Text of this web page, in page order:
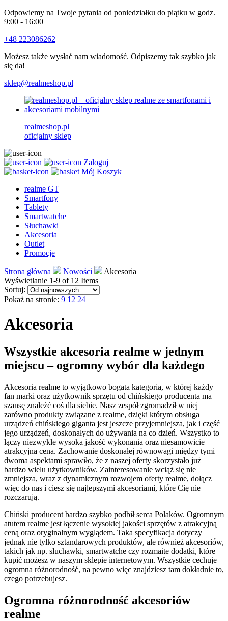
Odpowiemy na Twoje pytania od poniedziałku do piątku w godz.
9:00 - 16:00
+48 223086262
Możesz także wysłać nam wiadomość. Odpiszemy tak szybko jak
się da!
sklep@realmeshop.pl
realmeshop.pl
oficjalny sklep
Zaloguj
Mój Koszyk
realme GT
Smartfony
Tablety
Smartwatche
Słuchawki
Akcesoria
Outlet
Promocje
Strona główna Nowości
Akcesoria
Wyświetlanie 1-9 of 12 Items
Sortuj:
Pokaż na stronie: 9 12 24
Akcesoria
Wszystkie akcesoria realme w jednym
miejscu – ogromny wybór dla każdego
Akcesoria realme to wyjątkowo bogata kategoria, w której każdy
fan marki oraz użytkownik sprzętu od chińskiego producenta ma
szansę znaleźć coś dla siebie. Nasz zespół zgromadził w niej
zarówno produkty związane z realme, dzięki którym obsługa
urządzeń chińskiego giganta jest jeszcze przyjemniejsza, jak i część
jego urządzeń, doskonałych do używania na co dzień. Wszystko to
łączy niezwykle wysoka jakość wykonania oraz niesamowicie
atrakcyjna cena. Zachowanie doskonałej równowagi między tymi
dwoma aspektami sprawiło, że z naszej oferty skorzystało już
bardzo wielu użytkowników. Zainteresowanie wciąż się nie
zmniejsza, wraz z dynamicznym rozwojem oferty realme, dołącz
więc do nas i ciesz się najlepszymi akcesoriami, które Cię nie
rozczarują.
Chiński producent bardzo szybko podbił serca Polaków. Ogromnym
atutem realme jest łączenie wysokiej jakości sprzętów z atrakcyjną
ceną oraz oryginalnym wyglądem. Taka specyfikacja dotyczy
jednak nie tylko sztandarowych produktów, ale również akcesoriów,
takich jak np. słuchawki, smartwatche czy rozmaite dodatki, które
kupić możesz w naszym sklepie internetowym. Wszystkie cechuje
ogromna różnorodność, na pewno więc znajdziesz tam dokładnie to,
czego potrzebujesz.
Ogromna różnorodność akcesoriów
realme